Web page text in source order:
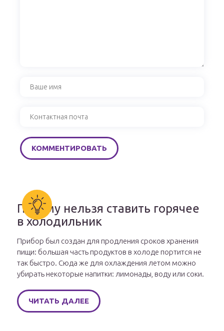
Почему нельзя ставить горячее
в холодильник
Прибор был создан для продления сроков хранения
пищи: большая часть продуктов в холоде портится не
так быстро. Сюда же для охлаждения летом можно
убирать некоторые напитки: лимонады, воду или соки.
ЧИТАТЬ ДАЛЕЕ